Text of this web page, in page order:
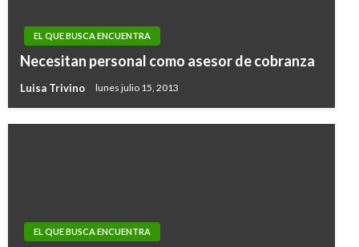
EL QUE BUSCA ENCUENTRA
Necesitan personal como asesor de cobranza
Luisa Trivino lunes julio 15, 2013
EL QUE BUSCA ENCUENTRA